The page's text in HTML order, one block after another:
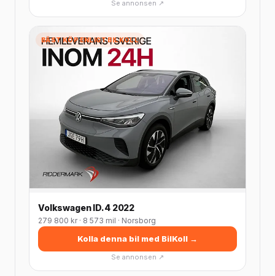
Se annonsen ↗
BÄST KÖP ENLIGT BILKOLL
Volkswagen ID.4 2022
279 800 kr · 8 573 mil · Norsborg
Kolla denna bil med BilKoll →
Se annonsen ↗